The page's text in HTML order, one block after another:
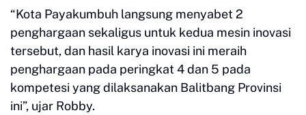
“Kota Payakumbuh langsung menyabet 2
penghargaan sekaligus untuk kedua mesin inovasi
tersebut, dan hasil karya inovasi ini meraih
penghargaan pada peringkat 4 dan 5 pada
kompetesi yang dilaksanakan Balitbang Provinsi
ini”, ujar Robby.